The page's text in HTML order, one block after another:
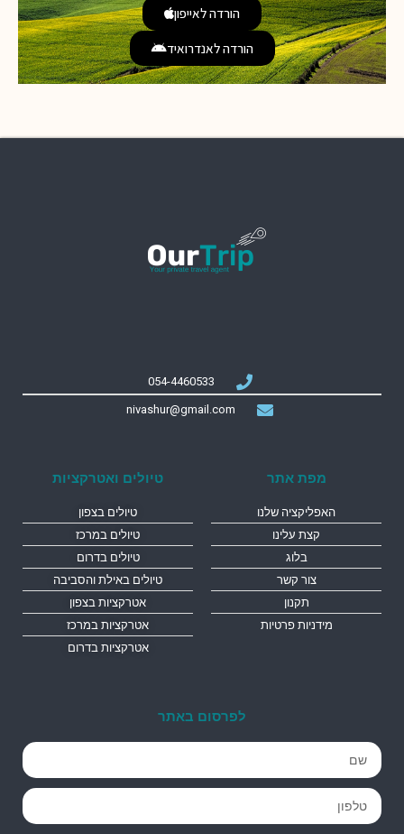
הורדה לאייפון
הורדה לאנדרואיד
054-4460533
nivashur@gmail.com
מפת אתר
האפליקציה שלנו
קצת עלינו
בלוג
צור קשר
תקנון
מידניות פרטיות
טיולים ואטרקציות
טיולים בצפון
טיולים במרכז
טיולים בדרום
טיולים באילת והסביבה
אטרקציות בצפון
אטרקציות במרכז
אטרקציות בדרום
לפרסום באתר